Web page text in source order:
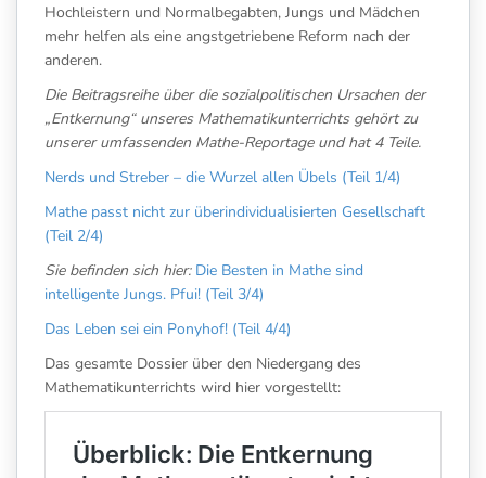
Hochleistern und Normalbegabten, Jungs und Mädchen
mehr helfen als eine angstgetriebene Reform nach der
anderen.
Die Beitragsreihe über die sozialpolitischen Ursachen der
„Entkernung“ unseres Mathematikunterrichts gehört zu
unserer umfassenden Mathe-Reportage und hat 4 Teile.
Nerds und Streber – die Wurzel allen Übels (Teil 1/4)
Mathe passt nicht zur überindividualisierten Gesellschaft
(Teil 2/4)
Sie befinden sich hier: Die Besten in Mathe sind
intelligente Jungs. Pfui! (Teil 3/4)
Das Leben sei ein Ponyhof! (Teil 4/4)
Das gesamte Dossier über den Niedergang des
Mathematikunterrichts wird hier vorgestellt: